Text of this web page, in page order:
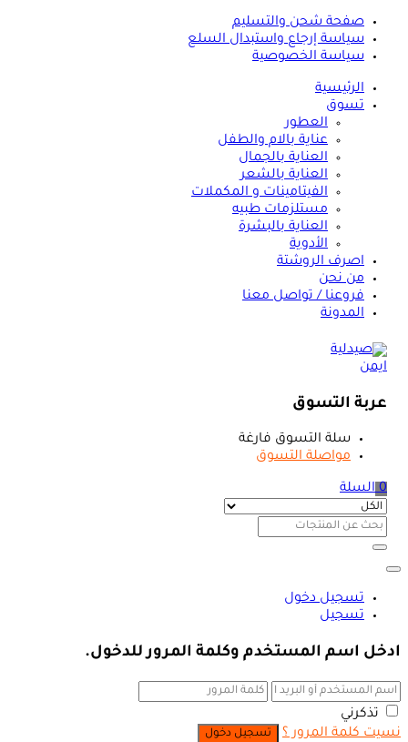
صفحة شحن والتسليم
سياسة إرجاع واستبدال السلع
سياسة الخصوصية
الرئيسية
تسوق
العطور
عناية بالام والطفل
العناية بالجمال
العناية بالشعر
الفيتامينات و المكملات
مستلزمات طبيه
العناية بالبشرة
الأدوية
اصرف الروشتة
من نحن
فروعنا / تواصل معنا
المدونة
عربة التسوق
سلة التسوق فارغة
مواصلة التسوق
0 السلة
تسجيل دخول
تسجيل
ادخل اسم المستخدم وكلمة المرور للدخول.
تذكرني
نسيت كلمة المرور ؟